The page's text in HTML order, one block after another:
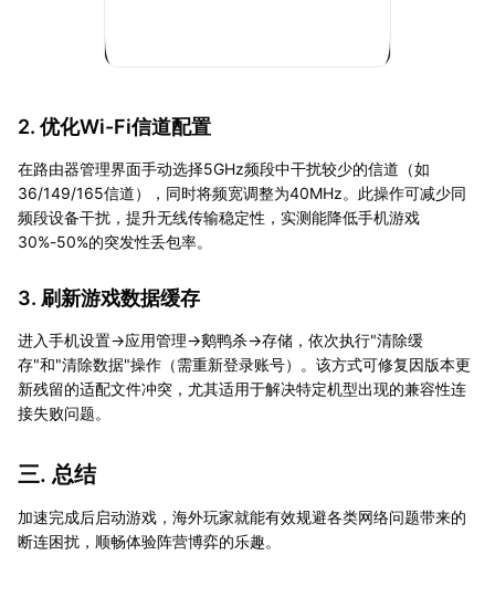
2. 优化Wi-Fi信道配置
在路由器管理界面手动选择5GHz频段中干扰较少的信道（如
36/149/165信道），同时将频宽调整为40MHz。此操作可减少同
频段设备干扰，提升无线传输稳定性，实测能降低手机游戏
30%-50%的突发性丢包率。
3. 刷新游戏数据缓存
进入手机设置→应用管理→鹅鸭杀→存储，依次执行"清除缓
存"和"清除数据"操作（需重新登录账号）。该方式可修复因版本更
新残留的适配文件冲突，尤其适用于解决特定机型出现的兼容性连
接失败问题。
三. 总结
加速完成后启动游戏，海外玩家就能有效规避各类网络问题带来的
断连困扰，顺畅体验阵营博弈的乐趣。